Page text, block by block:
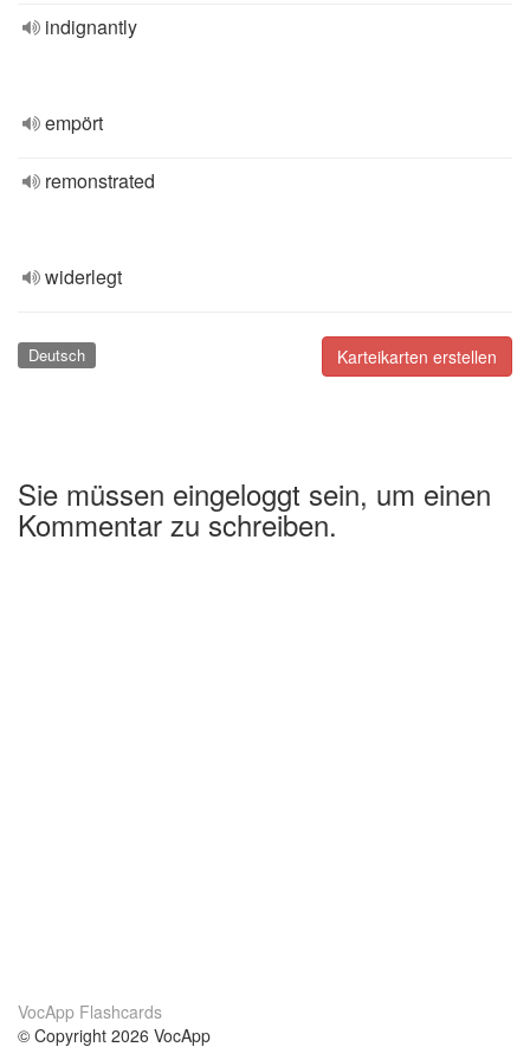
indignantly
empört
remonstrated
widerlegt
Karteikarten erstellen
Deutsch
Sie müssen eingeloggt sein, um einen
Kommentar zu schreiben.
VocApp Flashcards
© Copyright 2026 VocApp